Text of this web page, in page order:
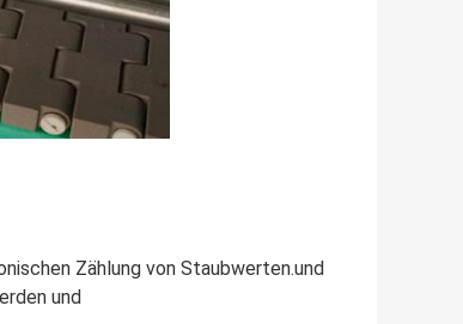
Zählung von Staubwerten.und
und